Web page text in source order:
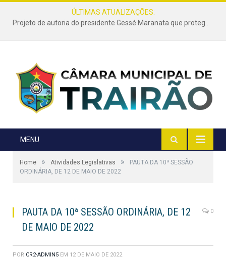
ÚLTIMAS ATUALIZAÇÕES:
Projeto de autoria do presidente Gessé Maranata que protege as estradas vicinais de Trairão é transformado em lei
MENU
Home » Atividades Legislativas »
PAUTA DA 10ª SESSÃO
ORDINÁRIA, DE 12 DE MAIO DE 2022
PAUTA DA 10ª SESSÃO ORDINÁRIA, DE 12
DE MAIO DE 2022
0
POR CR2-ADMIN5 EM 12 DE MAIO DE 2022